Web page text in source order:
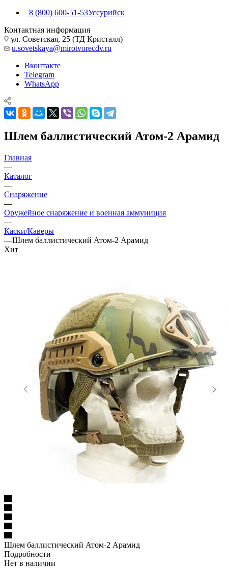
8 (800) 600-51-53Уссурийск
Контактная информация
ул. Советская, 25 (ТД Кристалл)
u.sovetskaya@mirotvorecdv.ru
Вконтакте
Telegram
WhatsApp
Шлем баллистический Атом-2 Арамид
Главная
—
Каталог
—
Снаряжение
—
Оружейное снаряжение и военная аммуниция
—
Каски/Каверы
—Шлем баллистический Атом-2 Арамид
Хит
Шлем баллистический Атом-2 Арамид
Подробности
Нет в наличии